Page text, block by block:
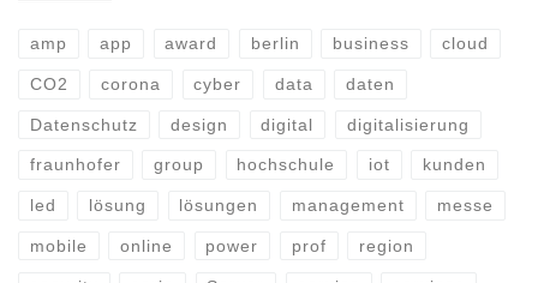
amp app award berlin business cloud
CO2 corona cyber data daten
Datenschutz design digital digitalisierung
fraunhofer group hochschule iot kunden
led lösung lösungen management messe
mobile online power prof region